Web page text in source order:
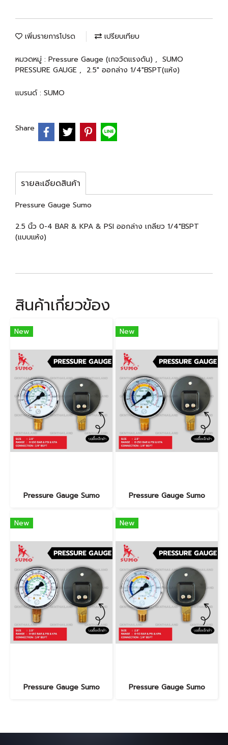
เพิ่มรายการโปรด เปรียบเทียบ
หมวดหมู่ : Pressure Gauge (เกจวัดแรงดัน) , SUMO
PRESSURE GAUGE , 2.5" ออกล่าง 1/4"BSPT(แห้ง)
แบรนด์ : SUMO
Share
รายละเอียดสินค้า
Pressure Gauge Sumo
2.5 นิ้ว 0-4 BAR & KPA & PSI ออกล่าง เกลียว 1/4"BSPT
(แบบแห้ง)
สินค้าเกี่ยวข้อง
New
Pressure Gauge Sumo
New
Pressure Gauge Sumo
New
Pressure Gauge Sumo
New
Pressure Gauge Sumo